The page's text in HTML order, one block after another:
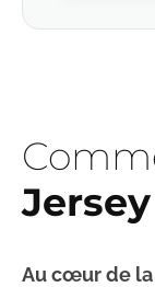
Jersey
Au cœur de